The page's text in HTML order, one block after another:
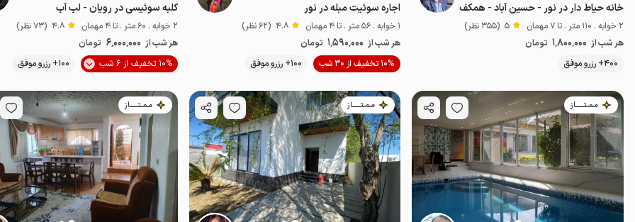
خانه حیاط دار در نور - حسین آباد - همکف
2 خوابه . 110 متر . تا 7 مهمان 5 (355 نظر)
هر شب از 1٬800٬000 تومان
400+ رزرو موفق
موقعیت در نقشه
اجاره سوئیت مبله در نور
1 خوابه . 56 متر . تا 4 مهمان 4.8 (62 نظر)
هر شب از 1٬590٬000 تومان
10% تخفیف از 30 شب
100+ رزرو موفق موقعیت در نقشه
کلبه سوئیسی در رویان - لب آب
2 خوابه . 60 متر . تا 4 مهمان 4.8 (73 نظر)
هر شب از 6٬000٬000 تومان
10% تخفیف از 6 شب
100+ رزرو موفق
مـمـتــــــاز مـمـتــــــاز مـمـتــــــاز